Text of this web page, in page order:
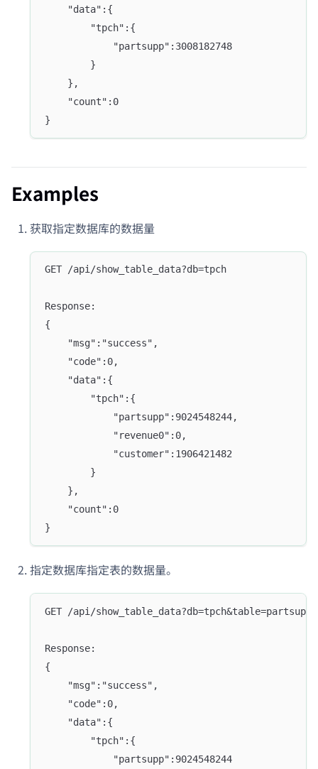
    "data":{
        "tpch":{
            "partsupp":3008182748
        }
    },
    "count":0
}
Examples
获取指定数据库的数据量
GET /api/show_table_data?db=tpch
Response:
{
    "msg":"success",
    "code":0,
    "data":{
        "tpch":{
            "partsupp":9024548244,
            "revenue0":0,
            "customer":1906421482
        }
    },
    "count":0
}
指定数据库指定表的数据量。
GET /api/show_table_data?db=tpch&table=partsupp
Response:
{
    "msg":"success",
    "code":0,
    "data":{
        "tpch":{
            "partsupp":9024548244